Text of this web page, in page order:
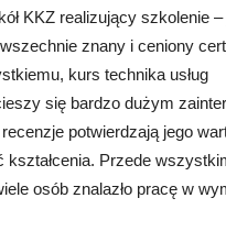
KKZ realizujący szkolenie
znany i ceniony
kurs technika usług
się bardzo dużym
potwierdzają jego
kształcenia. Przede
osób znalazło pracę w